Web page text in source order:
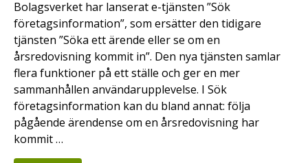
Bolagsverket har lanserat e-tjänsten ”Sök
företagsinformation”, som ersätter den tidigare
tjänsten ”Söka ett ärende eller se om en
årsredovisning kommit in”. Den nya tjänsten samlar
flera funktioner på ett ställe och ger en mer
sammanhållen användarupplevelse. I Sök
företagsinformation kan du bland annat: följa
pågående ärendense om en årsredovisning har
kommit …